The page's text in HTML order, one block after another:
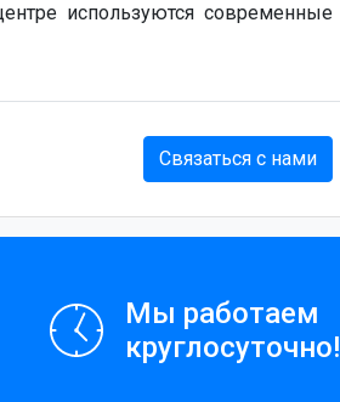
используются современные
Связаться с нами
Мы работаем
круглосуточно!